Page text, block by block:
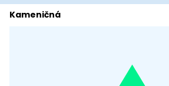
Kameničná